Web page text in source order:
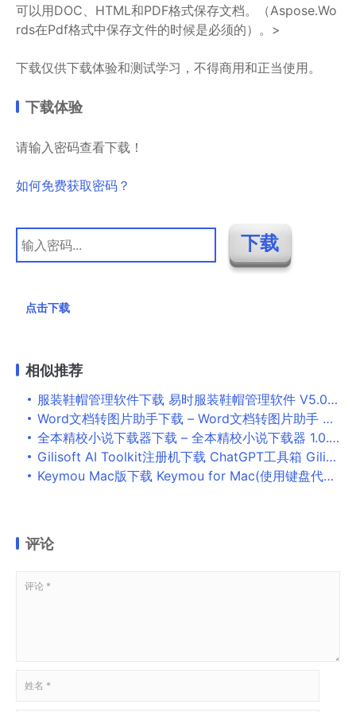
可以用DOC、HTML和PDF格式保存文档。（Aspose.Wo
rds在Pdf格式中保存文件的时候是必须的）。>
下载仅供下载体验和测试学习，不得商用和正当使用。
下载体验
请输入密码查看下载！
如何免费获取密码？
点击下载
相似推荐
服装鞋帽管理软件下载 易时服装鞋帽管理软件 V5.0.8 官方免费安装版
Word文档转图片助手下载 – Word文档转图片助手 2.0.50 官方版
全本精校小说下载器下载 – 全本精校小说下载器 1.0.7 免费版
Gilisoft AI Toolkit注册机下载 ChatGPT工具箱 Gilisoft AI Toolkit注册机/破解补丁 v6.8 绿色版 附激活教程
Keymou Mac版下载 Keymou for Mac(使用键盘代替鼠标操作) v1.2.10 直装破解版
评论